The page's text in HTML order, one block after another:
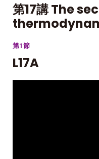
第17講 The
第1節
L17A